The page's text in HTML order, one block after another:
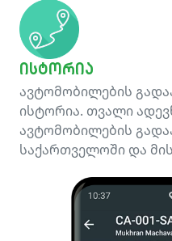
ისტორია
ავტომობილების
ისტორია. თვალი
ავტომობილების
საქართველოში და